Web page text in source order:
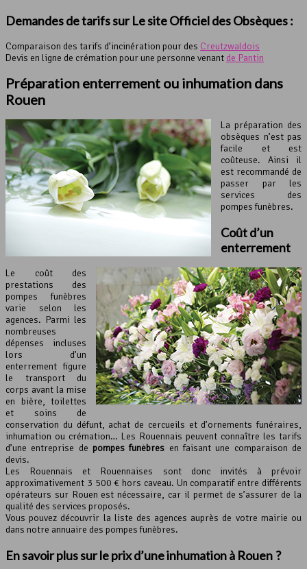
Demandes de tarifs sur Le site Officiel des Obsèques :
Comparaison des tarifs d’incinération pour des Creutzwaldois
Devis en ligne de crémation pour une personne venant de Pantin
Préparation enterrement ou inhumation dans
Rouen
La préparation des
obsèques n’est pas
facile et est
coûteuse. Ainsi il
est recommandé de
passer par les
services des
pompes funèbres.
Coût d’un
enterrement
Le coût des
prestations des
pompes funèbres
varie selon les
agences. Parmi les
nombreuses
dépenses incluses
lors d’un
enterrement figure
le transport du
corps avant la mise
en bière, toilettes
et soins de
conservation du défunt, achat de cercueils et d’ornements funéraires,
inhumation ou crémation… Les Rouennais peuvent connaître les tarifs
d’une entreprise de pompes funèbres en faisant une comparaison de
devis.
Les Rouennais et Rouennaises sont donc invités à prévoir
approximativement 3 500 € hors caveau. Un comparatif entre différents
opérateurs sur Rouen est nécessaire, car il permet de s’assurer de la
qualité des services proposés.
Vous pouvez découvrir la liste des agences auprès de votre mairie ou
dans notre annuaire des pompes funèbres.
En savoir plus sur leprix d’une inhumationà Rouen ?